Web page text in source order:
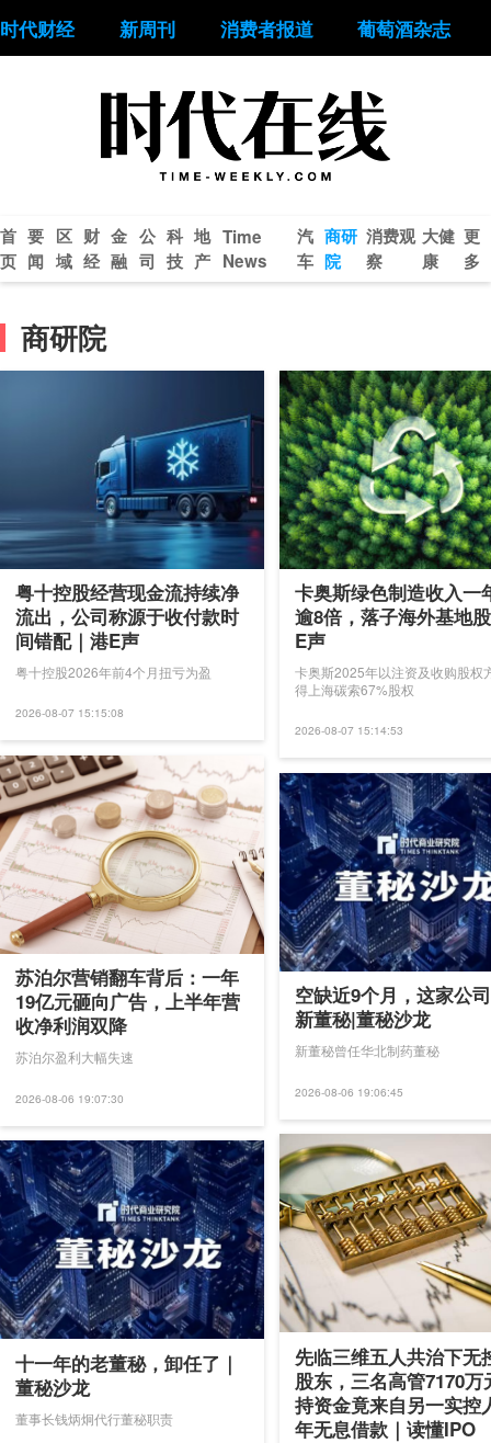
时代财经 新周刊 消费者报道 葡萄酒杂志
首
页
要
闻
区
域
财
经
金
融
公
司
科
技
地
产
Time
News
汽
车
商研
院
消费观
察
大健
康
更
多
商研院
粤十控股经营现金流持续净
流出，公司称源于收付款时
间错配｜港E声
粤十控股2026年前4个月扭亏为盈
2026-08-07 15:15:08
苏泊尔营销翻车背后：一年
19亿元砸向广告，上半年营
收净利润双降
苏泊尔盈利大幅失速
2026-08-06 19:07:30
十一年的老董秘，卸任了｜
董秘沙龙
董事长钱炳炯代行董秘职责
卡奥斯绿色制造收入一
逾8倍，落子海外基地
E声
卡奥斯2025年以注资及收购股权
得上海碳索67%股权
2026-08-07 15:14:53
空缺近9个月，这家公
新董秘|董秘沙龙
新董秘曾任华北制药董秘
2026-08-06 19:06:45
先临三维五人共治下无
股东，三名高管7170万
持资金竟来自另一实控
年无息借款｜读懂IPO